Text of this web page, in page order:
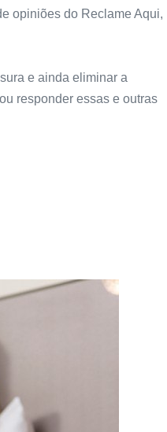
opiniões do Reclame Aqui,
e ainda eliminar a
responder essas e outras